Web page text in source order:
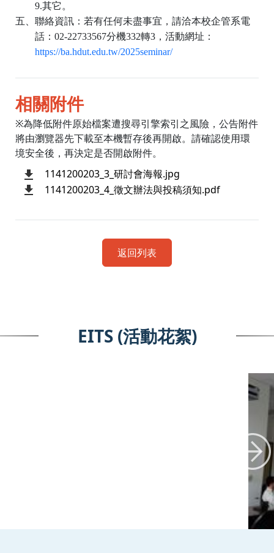
9.其它。
五、聯絡資訊：若有任何未盡事宜，請洽本校企管系電
話： 02-22733567分機332轉3 ，活動網址：
https://ba.hdut.edu.tw/2025seminar/
相關附件
※為降低附件原始檔案遭搜尋引擎索引之風險，公告附件
將由瀏覽器先下載至本機暫存後再開啟。請確認使用環
境安全後，再決定是否開啟附件。
1141200203_3_研討會海報.jpg
1141200203_4_徵文辦法與投稿須知.pdf
返回列表
EITS (活動花絮)